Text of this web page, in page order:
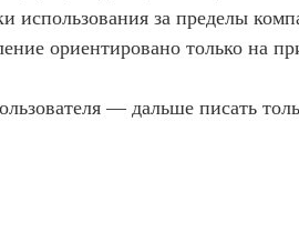
использования за пределы
ориентировано только на
— дальше писать